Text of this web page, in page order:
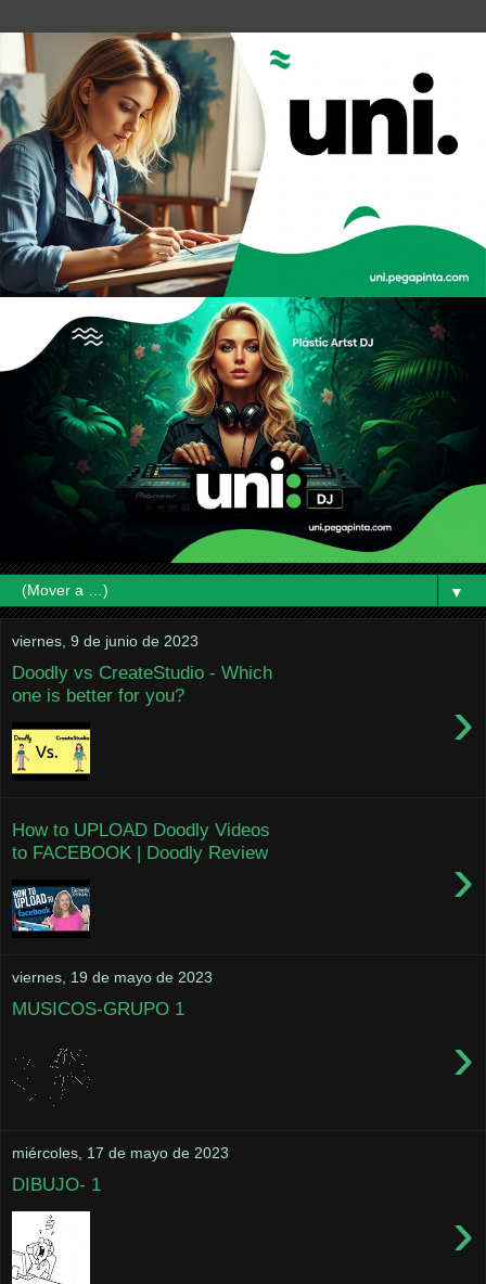
▼
viernes, 9 de junio de 2023
Doodly vs CreateStudio - Which
one is better for you?
›
How to UPLOAD Doodly Videos
to FACEBOOK | Doodly Review
›
viernes, 19 de mayo de 2023
MUSICOS-GRUPO 1
›
miércoles, 17 de mayo de 2023
DIBUJO- 1
›